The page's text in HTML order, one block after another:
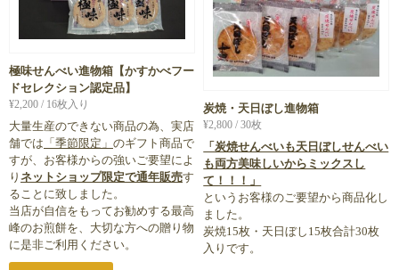
極味せんべい進物箱【かすかべフー
ドセレクション認定品】
¥2,200 / 16枚入り
大量生産のできない商品の為、実店
舗では 「季節限定」 のギフト商品で
すが、お客様からの強いご要望によ
り ネットショップ限定で通年販売す
ることに致しました。
当店が自信をもってお勧めする最高
峰のお煎餅を、大切な方への贈り物
に是非ご利用ください。
炭焼・天日ぼし進物箱
¥2,800 / 30枚
「炭焼せんべいも天日ぼしせんべい
も両方美味しいからミックスし
て！！！」
というお客様のご要望から商品化し
ました。
炭焼15枚・天日ぼし15枚合計30枚
入りです。